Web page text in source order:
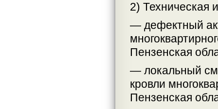
2) Техническая
— дефектный
Пензенская
— локальный
кровли
Пензенская